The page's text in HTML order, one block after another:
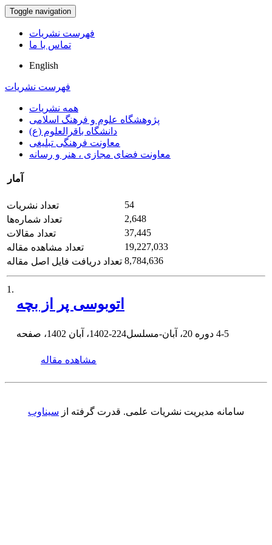
Toggle navigation
فهرست نشریات
تماس با ما
English
فهرست نشریات
همه نشریات
پژوهشگاه علوم و فرهنگ اسلامی
دانشگاه باقرالعلوم (ع)
معاونت فرهنگی تبلیغی
معاونت فضای مجازی ، هنر و رسانه
آمار
تعداد نشریات
54
تعداد شماره‌ها
2,648
تعداد مقالات
37,445
تعداد مشاهده مقاله
19,227,033
تعداد دریافت فایل اصل مقاله 8,784,636
1.
اتوبوسی پر از بچه
4-5
مشاهده مقاله
سامانه مدیریت نشریات علمی. قدرت گرفته از سیناوب